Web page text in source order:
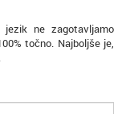
ne zagotavljamo
točno. Najboljše je,